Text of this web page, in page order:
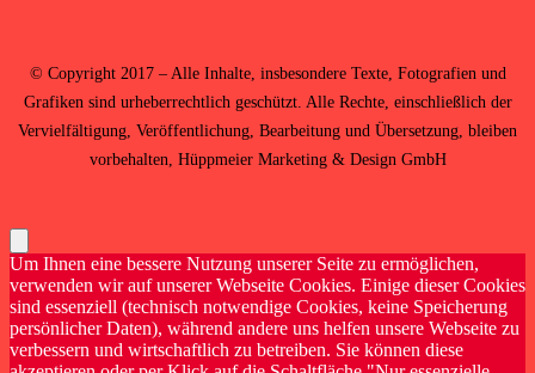
© Copyright 2017 – Alle Inhalte, insbesondere Texte, Fotografien und
Grafiken sind urheberrechtlich geschützt. Alle Rechte, einschließlich der
Vervielfältigung, Veröffentlichung, Bearbeitung und Übersetzung, bleiben
vorbehalten, Hüppmeier Marketing & Design GmbH
Um Ihnen eine bessere Nutzung unserer Seite zu ermöglichen,
verwenden wir auf unserer Webseite Cookies. Einige dieser Cookies
sind essenziell (technisch notwendige Cookies, keine Speicherung
persönlicher Daten), während andere uns helfen unsere Webseite zu
verbessern und wirtschaftlich zu betreiben. Sie können diese